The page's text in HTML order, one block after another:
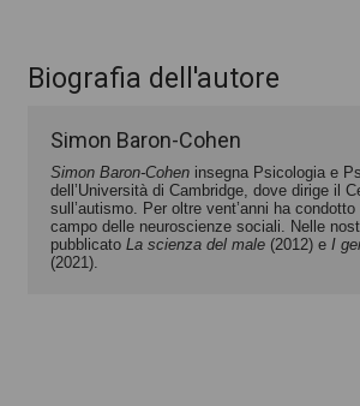
Biografia dell'autore
Simon Baron-Cohen
Simon Baron-Cohen insegna Psicologia e
dell’Università di Cambridge, dove dirige il
sull’autismo. Per oltre vent’anni ha condotto
campo delle neuroscienze sociali. Nelle
pubblicato La scienza del male (2012) e I
(2021).